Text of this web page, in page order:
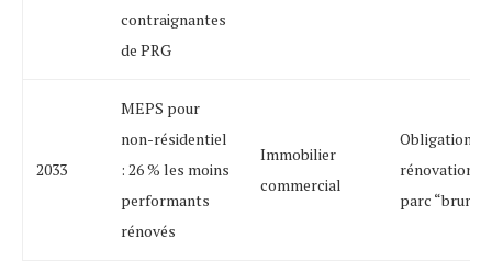
contraignantes
de PRG
2033
MEPS pour
non-résidentiel
: 26 % les moins
performants
rénovés
Immobilier
commercial
Obligation de
rénovation
parc “brun”